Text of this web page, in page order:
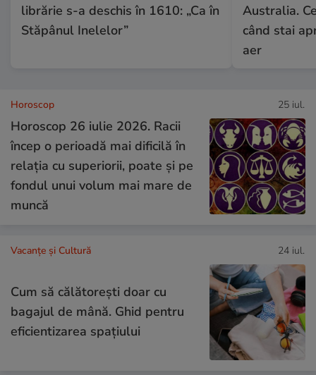
librărie s-a deschis în 1610: „Ca în
Stăpânul Inelelor”
Australia.
când stai
aer
Horoscop 25 iul.
Horoscop 26 iulie 2026. Racii
încep o perioadă mai dificilă în
relația cu superiorii, poate și pe
fondul unui volum mai mare de
muncă
Vacanțe și Cultură 24 iul.
Cum să călătoreşti doar cu
bagajul de mână. Ghid pentru
eficientizarea spaţiului